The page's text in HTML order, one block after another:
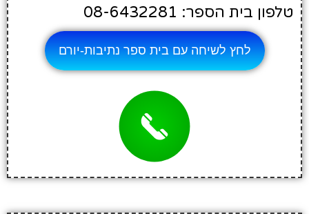
טלפון בית הספר: 08-6432281
לחץ לשיחה עם בית ספר נתיבות-יורם